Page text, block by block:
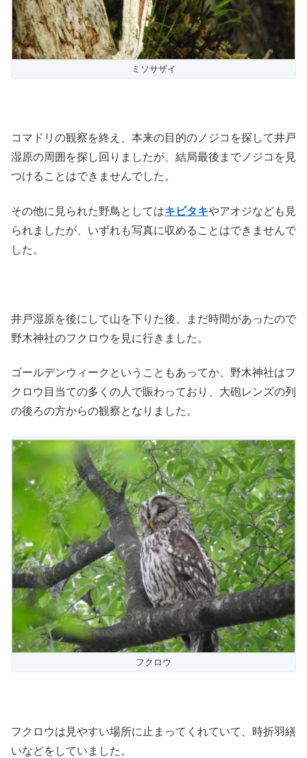
ミソサザイ
コマドリの観察を終え、本来の目的のノジコを探して井戸
湿原の周囲を探し回りましたが、結局最後までノジコを見
つけることはできませんでした。
その他に見られた野鳥としてはキビタキやアオジなども見
られましたが、いずれも写真に収めることはできませんで
した。
井戸湿原を後にして山を下りた後、まだ時間があったので
野木神社のフクロウを見に行きました。
ゴールデンウィークということもあってか、野木神社はフ
クロウ目当ての多くの人で賑わっており、大砲レンズの列
の後ろの方からの観察となりました。
フクロウ
フクロウは見やすい場所に止まってくれていて、時折羽繕
いなどをしていました。